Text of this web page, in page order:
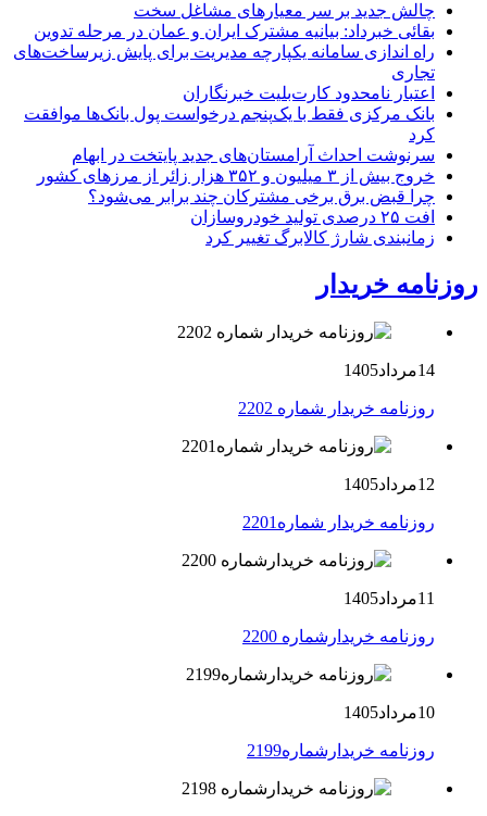
چالش جدید بر سر معیارهای مشاغل سخت
بقائی خبرداد: بیانیه مشترک ایران و عمان در مرحله تدوین
راه اندازی سامانه یکپارچه مدیریت برای پایش زیرساخت‌های
تجاری
اعتبار نامحدود کارت‌بلیت خبرنگاران
بانک مرکزی فقط با یک‌‎پنجم درخواست پول بانک‌ها موافقت
کرد
سرنوشت احداث آرامستان‌های جدید پایتخت در ابهام
خروج بیش از ۳ میلیون و ۳۵۲ هزار زائر از مرزهای کشور
چرا قبض برق برخی مشترکان چند برابر می‌شود؟
افت ۲۵ درصدی تولید خودروسازان
زمانبندی شارژ کالابرگ تغییر کرد
روزنامه خریدار
14مرداد1405
روزنامه خریدار شماره 2202
12مرداد1405
روزنامه خریدار شماره2201
11مرداد1405
روزنامه خریدارشماره 2200
10مرداد1405
روزنامه خریدارشماره2199